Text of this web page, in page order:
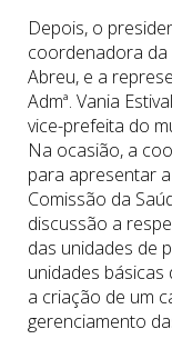
Depois, o
coordenadora da
Abreu, e a
Admª. Vania
vice-prefeita do
Na ocasião, a
para apresentar
Comissão da
discussão a
das unidades de
unidades básicas
a criação de um
gerenciamento